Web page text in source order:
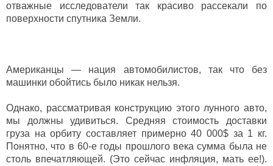
отважные исследователи так красиво рассекали по
поверхности спутника Земли.
Американцы — нация автомобилистов, так что без
машинки обойтись было никак нельзя.
Однако, рассматривая конструкцию этого лунного авто,
мы должны удивиться. Средняя стоимость доставки
груза на орбиту составляет примерно 40 000$ за 1 кг.
Понятно, что в 60-е годы прошлого века сумма была не
столь впечатляющей. (Это сейчас инфляция, мать ее!).